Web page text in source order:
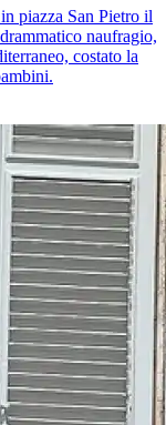
piazza San Pietro il
naufragio,
costato la